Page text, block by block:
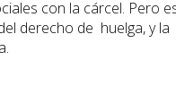
con la cárcel. Pero
derecho de huelga, y la